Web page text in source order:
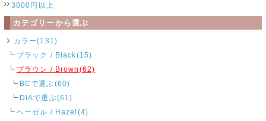
3000円以上
カテゴリーから選ぶ
カラー(131)
ブラック / Black(15)
ブラウン / Brown(62)
BCで選ぶ(60)
DIAで選ぶ(61)
ヘーゼル / Hazel(4)